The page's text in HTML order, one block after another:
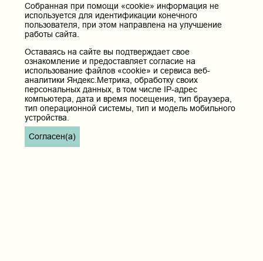
ВУЗ ЗОЖ
Доска почёта
Музей истории ЧГМА
Профсоюзный комитет
Полезные ссылки
Министерство здравоохранения РФ
Горячая линия для обращений в Министерство
здравоохранения Российской Федерации
Министерство науки и высшего образования РФ
Собранная при помощи «cookie» информация не
используется для идентификации конечного
пользователя, при этом направлена на улучшение
работы сайта.
Оставаясь на сайте вы подтверждает свое
ознакомление и предоставляет согласие на
использование файлов «cookie» и сервиса веб-
аналитики Яндекс.Метрика, обработку своих
персональных данных, в том числе IP-адрес
компьютера, дата и время посещения, тип браузера,
тип операционной системы, тип и модель мобильного
устройства.
Согласен(а)